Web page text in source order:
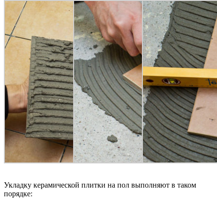
Укладку керамической плитки на пол выполняют в таком
порядке: